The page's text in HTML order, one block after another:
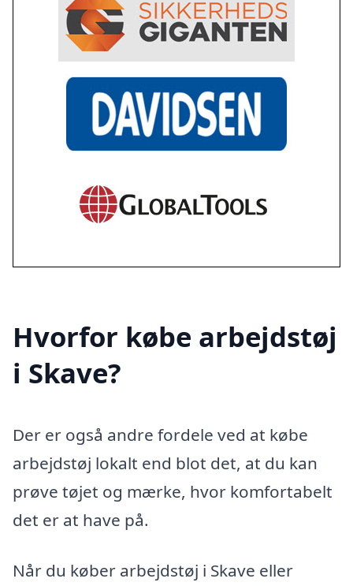
Hvorfor købe arbejdstøj
i Skave?
Der er også andre fordele ved at købe
arbejdstøj lokalt end blot det, at du kan
prøve tøjet og mærke, hvor komfortabelt
det er at have på.
Når du køber arbejdstøj i Skave eller